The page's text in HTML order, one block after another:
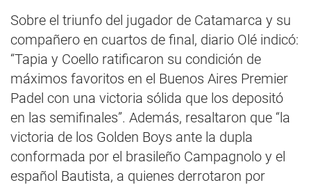
Sobre el triunfo del jugador de Catamarca y su
compañero en cuartos de final, diario Olé indicó:
“Tapia y Coello ratificaron su condición de
máximos favoritos en el Buenos Aires Premier
Padel con una victoria sólida que los depositó
en las semifinales”. Además, resaltaron que “la
victoria de los Golden Boys ante la dupla
conformada por el brasileño Campagnolo y el
español Bautista, a quienes derrotaron por